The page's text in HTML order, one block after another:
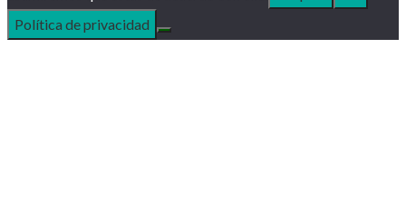
Política de privacidad